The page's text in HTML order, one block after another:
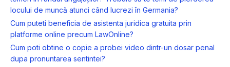
locului de muncă atunci când lucrezi în Germania?
Cum puteti beneficia de asistenta juridica gratuita prin
platforme online precum LawOnline?
Cum poti obtine o copie a probei video dintr-un dosar penal
dupa pronuntarea sentintei?